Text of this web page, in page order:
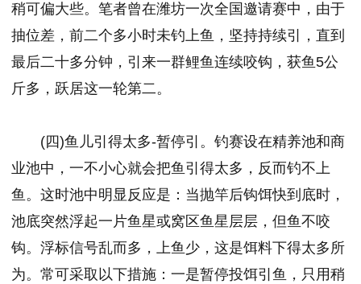
稍可偏大些。笔者曾在潍坊一次全国邀请赛中，由于
抽位差，前二个多小时未钓上鱼，坚持持续引，直到
最后二十多分钟，引来一群鲤鱼连续咬钩，获鱼5公
斤多，跃居这一轮第二。
(四)鱼儿引得太多-暂停引。钓赛设在精养池和商
业池中，一不小心就会把鱼引得太多，反而钓不上
鱼。这时池中明显反应是：当抛竿后钩饵快到底时，
池底突然浮起一片鱼星或窝区鱼星层层，但鱼不咬
钩。浮标信号乱而多，上鱼少，这是饵料下得太多所
为。常可采取以下措施：一是暂停投饵引鱼，只用稍